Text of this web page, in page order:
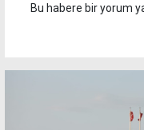
Bu habere bir yorum